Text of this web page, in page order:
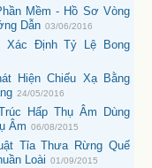
Mềm - Hồ Sơ Vòng
Dẫn 03/06/2016
Xác Định Tỷ Lệ Bong
Hiện Chiếu Xạ Bằng
24/05/2016
Hấp Thụ Âm Dùng
Âm 06/08/2015
Tỉa Thưa Rừng Quế
Loài 01/09/2015